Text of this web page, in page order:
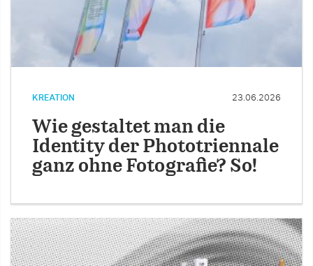
KREATION 23.06.2026
Wie gestaltet man die
Identity der Phototriennale
ganz ohne Fotografie? So!